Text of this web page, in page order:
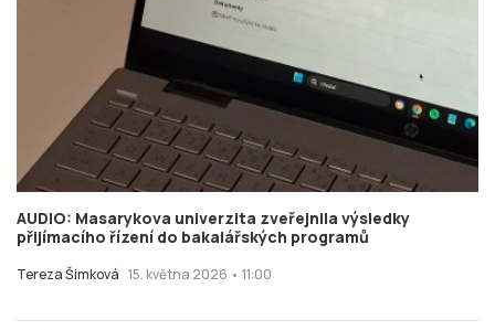
AUDIO: Masarykova univerzita zveřejnila výsledky
přijímacího řízení do bakalářských programů
Tereza Šimková 15. května 2026 • 11:00